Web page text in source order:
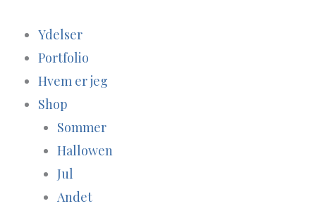
indholdet
Ydelser
Portfolio
Hvem er jeg
Shop
Sommer
Hallowen
Jul
Andet